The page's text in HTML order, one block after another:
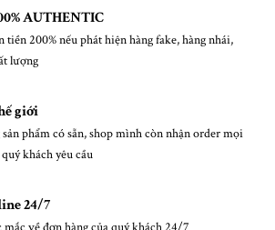
AUTHENTIC
tiền 200% nếu phát hiện hàng fake, hàng nhái,
lượng
giới
phẩm có sẵn, shop mình còn nhận order mọi
khách yêu cầu
24/7